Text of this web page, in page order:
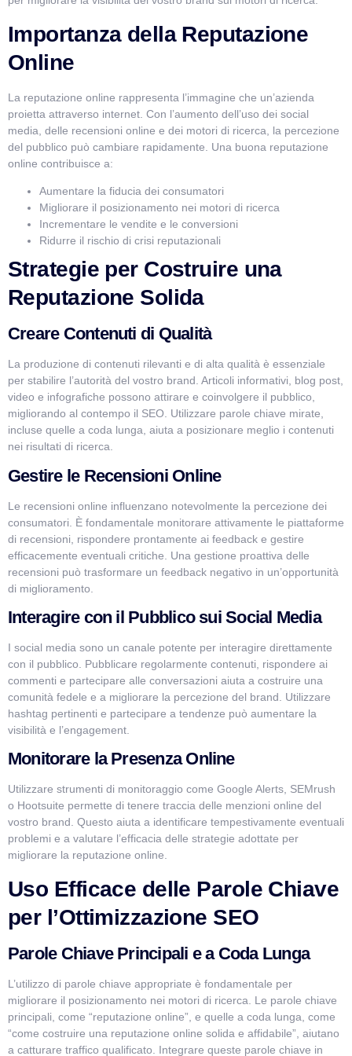
Importanza della Reputazione
Online
La reputazione online rappresenta l’immagine che un’azienda
proietta attraverso internet. Con l’aumento dell’uso dei social
media, delle recensioni online e dei motori di ricerca, la percezione
del pubblico può cambiare rapidamente. Una buona reputazione
online contribuisce a:
Aumentare la fiducia dei consumatori
Migliorare il posizionamento nei motori di ricerca
Incrementare le vendite e le conversioni
Ridurre il rischio di crisi reputazionali
Strategie per Costruire una
Reputazione Solida
Creare Contenuti di Qualità
La produzione di contenuti rilevanti e di alta qualità è essenziale
per stabilire l’autorità del vostro brand. Articoli informativi, blog post,
video e infografiche possono attirare e coinvolgere il pubblico,
migliorando al contempo il SEO. Utilizzare parole chiave mirate,
incluse quelle a coda lunga, aiuta a posizionare meglio i contenuti
nei risultati di ricerca.
Gestire le Recensioni Online
Le recensioni online influenzano notevolmente la percezione dei
consumatori. È fondamentale monitorare attivamente le piattaforme
di recensioni, rispondere prontamente ai feedback e gestire
efficacemente eventuali critiche. Una gestione proattiva delle
recensioni può trasformare un feedback negativo in un’opportunità
di miglioramento.
Interagire con il Pubblico sui Social Media
I social media sono un canale potente per interagire direttamente
con il pubblico. Pubblicare regolarmente contenuti, rispondere ai
commenti e partecipare alle conversazioni aiuta a costruire una
comunità fedele e a migliorare la percezione del brand. Utilizzare
hashtag pertinenti e partecipare a tendenze può aumentare la
visibilità e l’engagement.
Monitorare la Presenza Online
Utilizzare strumenti di monitoraggio come Google Alerts, SEMrush
o Hootsuite permette di tenere traccia delle menzioni online del
vostro brand. Questo aiuta a identificare tempestivamente eventuali
problemi e a valutare l’efficacia delle strategie adottate per
migliorare la reputazione online.
Uso Efficace delle Parole Chiave
per l’Ottimizzazione SEO
Parole Chiave Principali e a Coda Lunga
L’utilizzo di parole chiave appropriate è fondamentale per
migliorare il posizionamento nei motori di ricerca. Le parole chiave
principali, come “reputazione online”, e quelle a coda lunga, come
“come costruire una reputazione online solida e affidabile”, aiutano
a catturare traffico qualificato. Integrare queste parole chiave in